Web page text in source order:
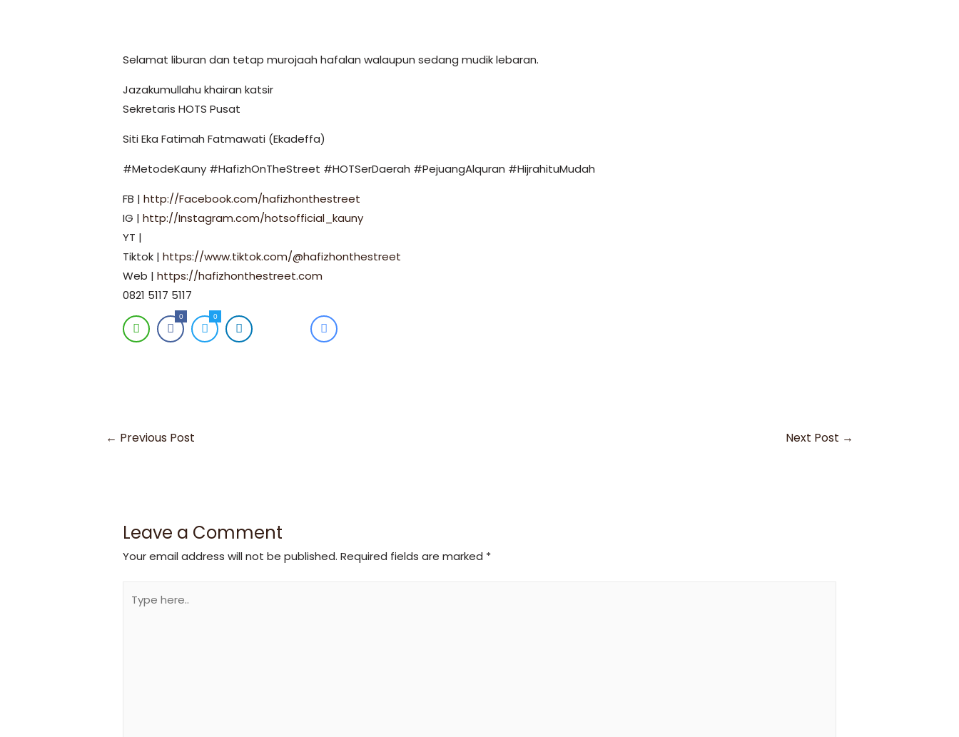
Selamat liburan dan tetap murojaah hafalan walaupun sedang mudik lebaran.
Jazakumullahu khairan katsir
Sekretaris HOTS Pusat
Siti Eka Fatimah Fatmawati (Ekadeffa)
#MetodeKauny #HafizhOnTheStreet #HOTSerDaerah #PejuangAlquran #HijrahituMudah
FB |http://Facebook.com/hafizhonthestreet
IG |http://Instagram.com/hotsofficial_kauny
YT |
Tiktok |https://www.tiktok.com/@hafizhonthestreet
Web |https://hafizhonthestreet.com
0821 5117 5117
0 0
← Previous Post Next Post →
Leave a Comment
Your email address will not be published. Required fields are marked *